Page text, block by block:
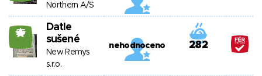
Northern A/S
25
Datle
sušené
New Remys
s.r.o.
nehodnoceno 282